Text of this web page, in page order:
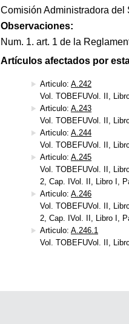
Comisión Administradora
Observaciones:
Num. 1. art. 1 de la
Artículos afectados por
Articulo: A.242
Vol. TOBEFUVol. II,
Articulo: A.243
Vol. TOBEFUVol. II,
Articulo: A.244
Vol. TOBEFUVol. II,
Articulo: A.245
Vol. TOBEFUVol. II,
2, Cap. IVol. II, Libro I,
Articulo: A.246
Vol. TOBEFUVol. II,
2, Cap. IVol. II, Libro I,
Articulo: A.246.1
Vol. TOBEFUVol. II,